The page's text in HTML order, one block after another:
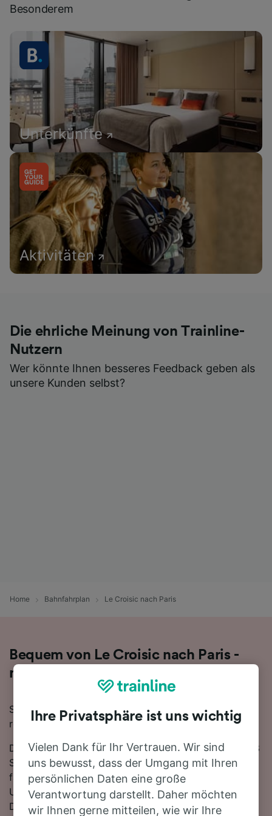
Besonderem
Unterkünfte
Aktivitäten
Die ehrliche Meinung von Trainline-
Nutzern
Wer könnte Ihnen besseres Feedback geben als
unsere Kunden selbst?
Home Bahnfahrplan Le Croisic nach Paris
Bequem von Le Croisic nach Paris -
nehmen Sie den Zug!
Sie wollen mit dem Zug von Le Croisic nach Paris
reisen? Dann sind Sie bei uns genau richtig!
Die Fahrtzeit beträgt mit der schnellsten Verbindung 3
Stunden 20 Minuten. Auf der 400 km langen Strecke
fahren für gewöhnlich 12 Züge am Tag. Es ist kein
Umsteigen erforderlich, da ab Paris
Direktverbindungen verfügbar sind. Züge auf dieser
Ihre Privatsphäre ist uns wichtig
Vielen Dank für Ihr Vertrauen. Wir sind
uns bewusst, dass der Umgang mit Ihren
persönlichen Daten eine große
Verantwortung darstellt. Daher möchten
wir Ihnen gerne mitteilen, wie wir Ihre